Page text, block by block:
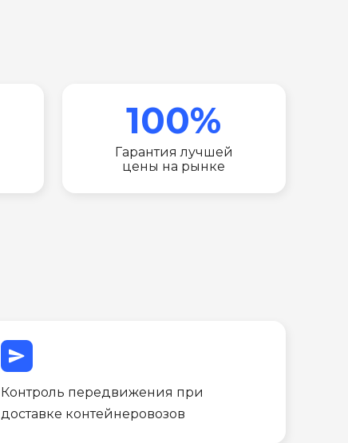
100%
Гарантия лучшей
цены на рынке
send
Контроль передвижения при
доставке контейнеровозов